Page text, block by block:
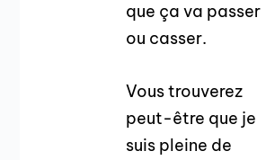
que ça va passer
ou casser.
Vous trouverez
peut-être que je
suis pleine de